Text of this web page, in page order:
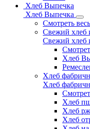
Хлеб Выпечка
Хлеб Выпечка
Смотреть
Свежий хлеб
Свежий хлеб
Хлеб
Хлеб
Хлеб
Хлеб
Хлеб
Хлеб